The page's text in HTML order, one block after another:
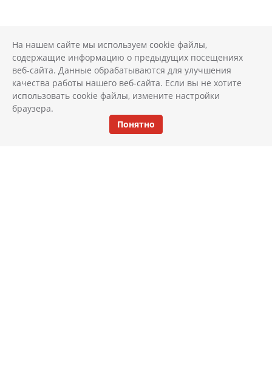
На нашем сайте мы используем cookie файлы,
содержащие информацию о предыдущих посещениях
веб-сайта. Данные обрабатываются для улучшения
качества работы нашего веб-сайта. Если вы не хотите
использовать cookie файлы, измените настройки
браузера.
Понятно